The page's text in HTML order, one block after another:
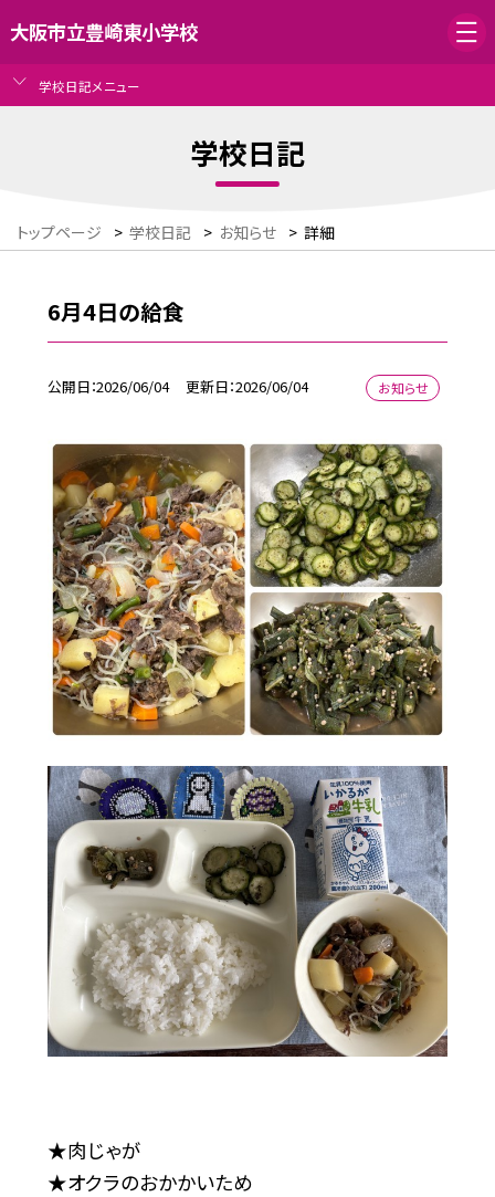
大阪市立豊崎東小学校
学校日記メニュー
学校日記
トップページ > 学校日記 > お知らせ > 詳細
6月4日の給食
公開日 2026/06/04 更新日 2026/06/04 お知らせ
★肉じゃが
★オクラのおかかいため